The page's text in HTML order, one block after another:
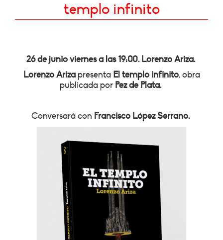
templo infinito
26 de junio viernes a las 19:00. Lorenzo Ariza.
Lorenzo Arizapresenta El templo infinito, obra
publicada por Pez de Plata.
Conversará con Francisco López Serrano.